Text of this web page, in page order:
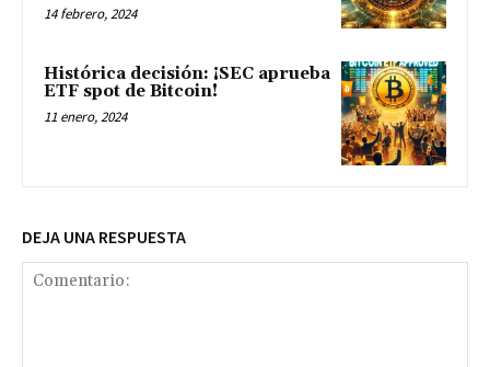
14 febrero, 2024
Histórica decisión: ¡SEC aprueba
ETF spot de Bitcoin!
11 enero, 2024
DEJA UNA RESPUESTA